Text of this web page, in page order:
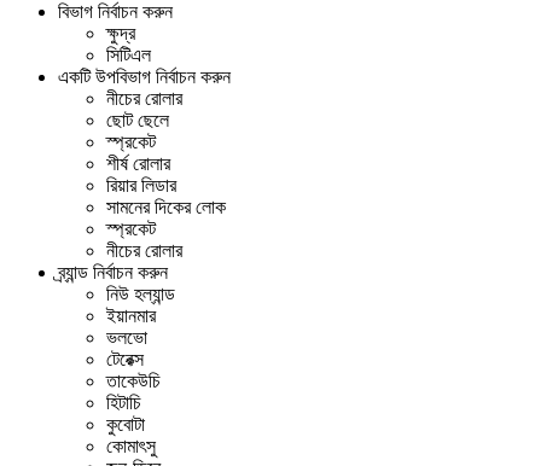
বিভাগ নির্বাচন করুন
ক্ষুদ্র
সিটিএল
একটি উপবিভাগ নির্বাচন করুন
নীচের রোলার
ছোট ছেলে
স্প্রকেট
শীর্ষ রোলার
রিয়ার লিডার
সামনের দিকের লোক
স্প্রকেট
নীচের রোলার
ব্র্যান্ড নির্বাচন করুন
নিউ হল্যান্ড
ইয়ানমার
ভলভো
টেরেক্স
তাকেউচি
হিটাচি
কুবোটা
কোমাৎসু